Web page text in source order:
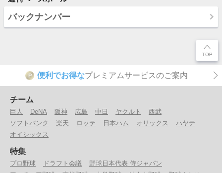
バックナンバー
P 便利でお得なプレミアムサービスのご案内
チーム
巨人 DeNA 阪神 広島 中日 ヤクルト
西武
ソフトバンク
楽天 ロッテ 日本ハム オリックス
ハヤテ
オイシックス
特集
プロ野球 ドラフト会議
野球日本代表 侍ジャパン